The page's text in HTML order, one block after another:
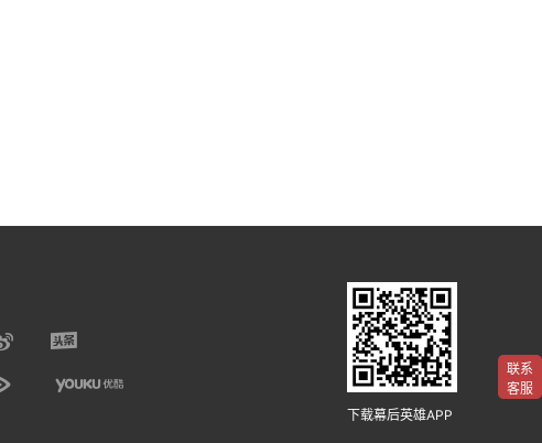
联系
客服
下载幕后英雄APP